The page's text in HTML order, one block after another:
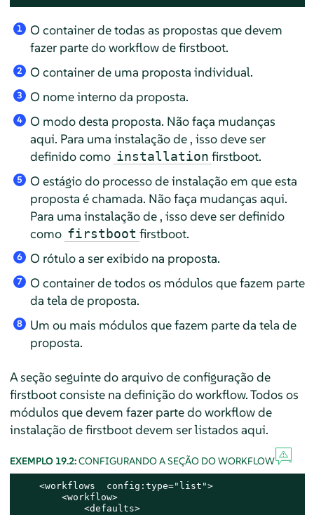
1
O container de todas as propostas que devem
fazer parte do workflow de firstboot.
2 O container de uma proposta individual.
3 O nome interno da proposta.
4
O modo desta proposta. Não faça mudanças
aqui. Para uma instalação de , isso deve ser
definido como installation firstboot.
5
O estágio do processo de instalação em que esta
proposta é chamada. Não faça mudanças aqui.
Para uma instalação de , isso deve ser definido
como firstboot firstboot.
6 O rótulo a ser exibido na proposta.
7
O container de todos os módulos que fazem parte
da tela de proposta.
8
Um ou mais módulos que fazem parte da tela de
proposta.
A seção seguinte do arquivo de configuração de
firstboot consiste na definição do workflow. Todos os
módulos que devem fazer parte do workflow de
instalação de firstboot devem ser listados aqui.
EXEMPLO 19.2:CONFIGURANDO A SEÇÃO DO WORKFLOW
    <workflows  config:type="list">
        <workflow>
            <defaults>